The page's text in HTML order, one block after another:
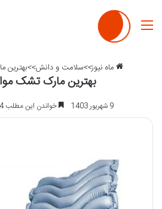
منو
ماه نیوز>>سلامت و دانش>>بهترین
بهترین مارک تشک
9 شهریور 1403 خواندن این مطلب 4 دقیقه زمان میبرد